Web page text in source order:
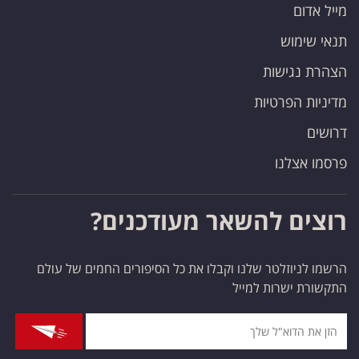
מייל אדום
תנאי שימוש
הצהרת נגישות
מדיניות הפרטיות
דרושים
פרסמו אצלנו
רוצים להשאר מעודכנים?
הרשמו לניוזלטר שלנו וקבלו את כל הסיפורים החמים של עולם
התקשורת ישרות למייל